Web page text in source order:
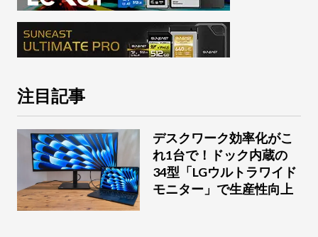
注目記事
デスクワーク効率化がこ
れ1台で！ドック内蔵の
34型「LGウルトラワイド
モニター」で生産性向上